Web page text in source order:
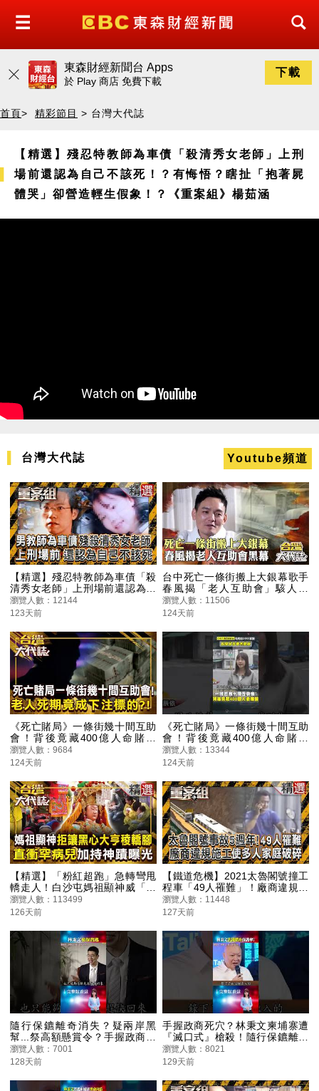
東森財經新聞台 Apps
於 Play 商店 免費下載
下載
首頁> 精彩節目 > 台灣大代誌
【精選】殘忍特教師為車債「殺清秀女老師」上刑
場前還認為自己不該死！？有悔悟？瞎扯「抱著屍
體哭」卻營造輕生假象！？《重案組》楊茹涵
台灣大代誌 Youtube頻道
【精選】殘忍特教師為車債「殺
清秀女老師」上刑場前還認為自
己不該死！？有悔悟？瞎扯「抱
著屍體哭」卻營造輕生假象！？
瀏覽人數：12144
123天前
台中死亡一條街搬上大銀幕歌手
春風揭「老人互助會」駭人黑
幕！｜《#台灣大代誌》‪
瀏覽人數：11506
124天前
《死亡賭局》一條街幾十間互助
會！背後竟藏400億人命賭盤
「老人死期竟成下注標的？！」
20260405 全集｜張予馨《#台灣
瀏覽人數：9684
124天前
《死亡賭局》一條街幾十間互助
會！背後竟藏400億人命賭盤
「老人死期竟成下注標的？！」
@57GoFun #shorts
瀏覽人數：13344
124天前
【精選】「粉紅超跑」急轉彎甩
轎走人！白沙屯媽祖顯神威「拒
讓黑心大亨稜轎腳」…越過頭頂
直衝「罕病兒」加持神蹟曝
瀏覽人數：113499
126天前
【鐵道危機】2021太魯閣號撞工
程車「49人罹難」！廠商違規施
工使多人家庭破碎？/台鐵末班車
突爆炸月台如人間煉獄！眼尖警
迴鐵路接連遭怪客破壞？出軌意
外成冤案？《重案組》
瀏覽人數：11448
127天前
隨行保鑣離奇消失？疑兩岸黑
幫...祭高額懸賞令？手握政商死
穴？林秉文柬埔寨遭『滅口式』
槍殺！ @ebcOhMyGod #shorts
瀏覽人數：7001
128天前
手握政商死穴？林秉文柬埔寨遭
『滅口式』槍殺！隨行保鑣離奇
消失？疑兩岸黑幫...祭高額懸賞
令 @ebcOhMyGod #shorts
瀏覽人數：8021
129天前